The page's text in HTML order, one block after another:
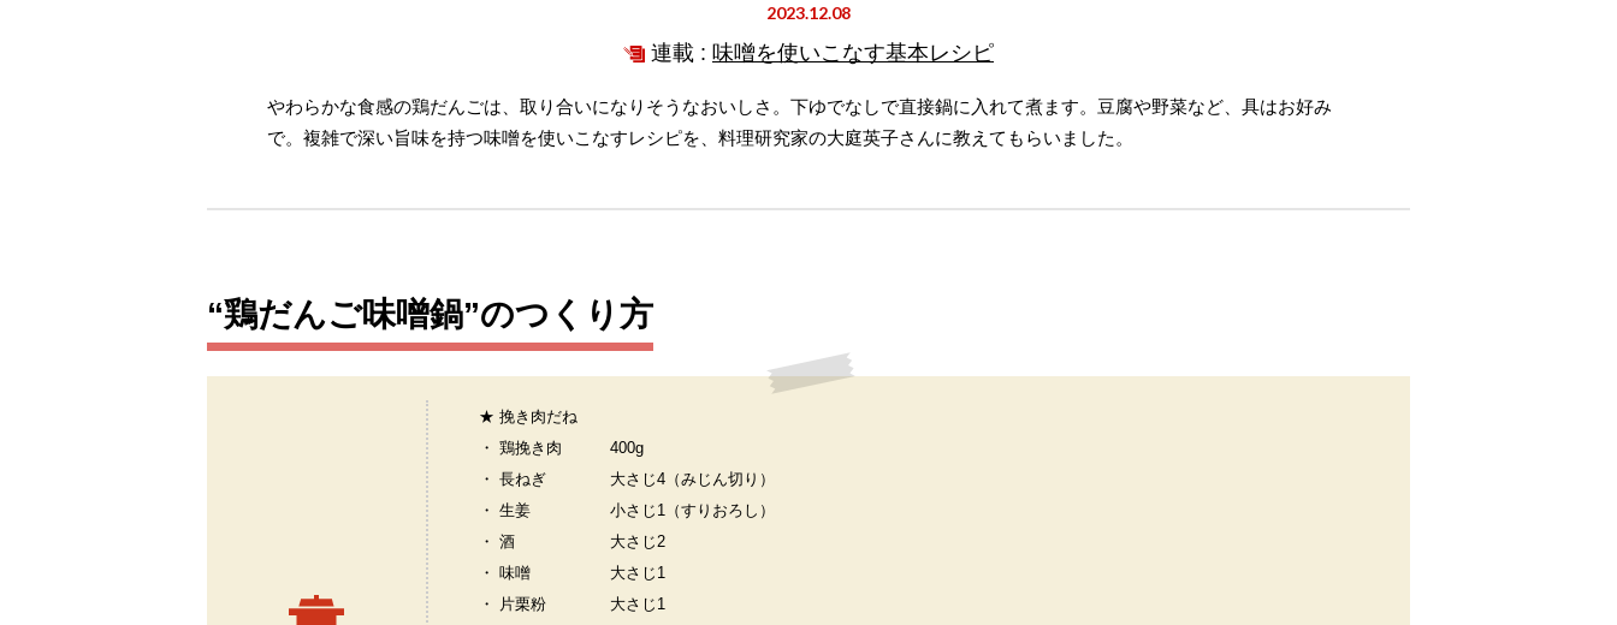
2023.12.08
連載 : 味噌を使いこなす基本レシピ
やわらかな食感の鶏だんごは、取り合いになりそうなおいしさ。下ゆでなしで直接鍋に入れて煮ます。豆腐や野菜など、具はお好み
で。複雑で深い旨味を持つ味噌を使いこなすレシピを、料理研究家の大庭英子さんに教えてもらいました。
“鶏だんご味噌鍋”のつくり方
★ 挽き肉だね
・ 鶏挽き肉
400g
・ 長ねぎ
大さじ4（みじん切り）
・ 生姜
小さじ1（すりおろし）
・ 酒
大さじ2
・ 味噌
大さじ1
・ 片栗粉
大さじ1